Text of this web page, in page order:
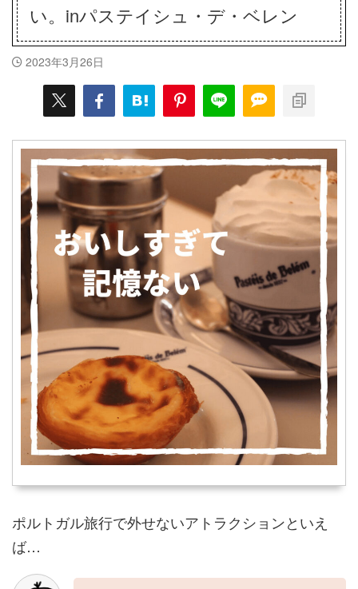
い。inパステイシュ・デ・ベレン
2023年3月26日
ポルトガル旅行で外せないアトラクションといえ
ば…